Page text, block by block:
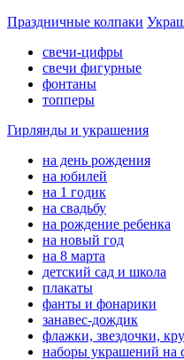
Праздничные колпаки
свечи-цифры
свечи фигурные
фонтаны
топперы
Гирлянды и украшения
на день рождения
на юбилей
на 1 годик
на свадьбу
на рождение ребенка
на новый год
на 8 марта
детский сад и школа
плакаты
фанты и фонарики
занавес-дождик
флажки, звездочки,
наборы украшений на